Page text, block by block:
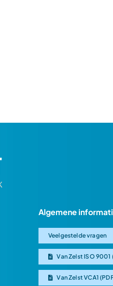
Algemene
Veelgestelde vragen
Van Zelst ISO 9001
Van Zelst VCA1